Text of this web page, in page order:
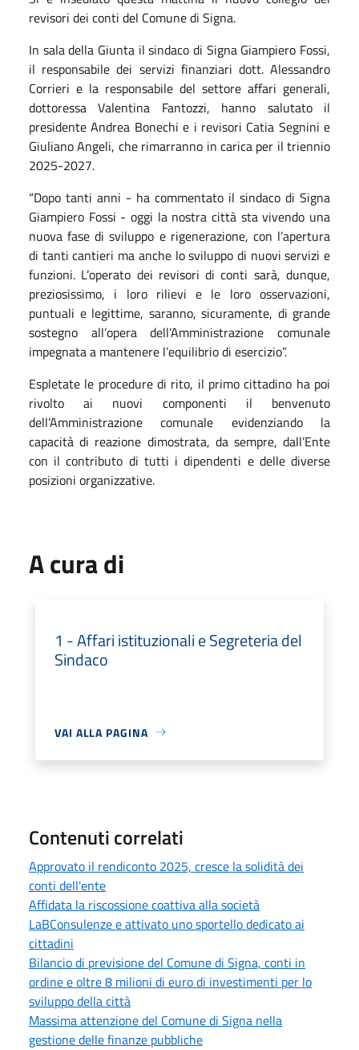
revisori dei conti del Comune di Signa.
In sala della Giunta il sindaco di Signa Giampiero Fossi,
il responsabile dei servizi finanziari dott. Alessandro
Corrieri e la responsabile del settore affari generali,
dottoressa Valentina Fantozzi, hanno salutato il
presidente Andrea Bonechi e i revisori Catia Segnini e
Giuliano Angeli, che rimarranno in carica per il triennio
2025-2027.
“Dopo tanti anni - ha commentato il sindaco di Signa
Giampiero Fossi - oggi la nostra città sta vivendo una
nuova fase di sviluppo e rigenerazione, con l’apertura
di tanti cantieri ma anche lo sviluppo di nuovi servizi e
funzioni. L’operato dei revisori di conti sarà, dunque,
preziosissimo, i loro rilievi e le loro osservazioni,
puntuali e legittime, saranno, sicuramente, di grande
sostegno all’opera dell’Amministrazione comunale
impegnata a mantenere l’equilibrio di esercizio”.
Espletate le procedure di rito, il primo cittadino ha poi
rivolto ai nuovi componenti il benvenuto
dell’Amministrazione comunale evidenziando la
capacità di reazione dimostrata, da sempre, dall’Ente
con il contributo di tutti i dipendenti e delle diverse
posizioni organizzative.
A cura di
1 - Affari istituzionali e Segreteria del
Sindaco
VAI ALLA PAGINA
Contenuti correlati
Approvato il rendiconto 2025, cresce la solidità dei
conti dell'ente
Affidata la riscossione coattiva alla società
LaBConsulenze e attivato uno sportello dedicato ai
cittadini
Bilancio di previsione del Comune di Signa, conti in
ordine e oltre 8 milioni di euro di investimenti per lo
sviluppo della città
Massima attenzione del Comune di Signa nella
gestione delle finanze pubbliche